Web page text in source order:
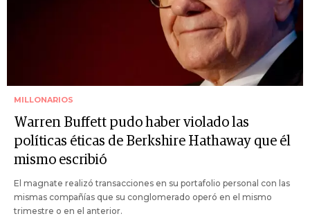
MILLONARIOS
Warren Buffett pudo haber violado las
políticas éticas de Berkshire Hathaway que él
mismo escribió
El magnate realizó transacciones en su portafolio personal con las
mismas compañías que su conglomerado operó en el mismo
trimestre o en el anterior.